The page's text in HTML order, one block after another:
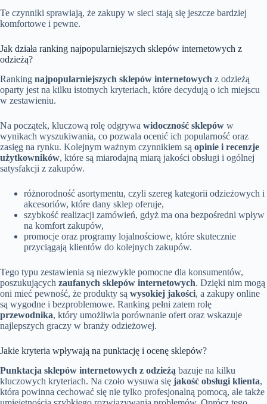
Te czynniki sprawiają, że zakupy w sieci stają się jeszcze bardziej
komfortowe i pewne.
Jak działa ranking najpopularniejszych sklepów internetowych z
odzieżą?
Ranking najpopularniejszych sklepów internetowych z odzieżą
oparty jest na kilku istotnych kryteriach, które decydują o ich miejscu
w zestawieniu.
Na początek, kluczową rolę odgrywa widoczność sklepów w
wynikach wyszukiwania, co pozwala ocenić ich popularność oraz
zasięg na rynku. Kolejnym ważnym czynnikiem są opinie i recenzje
użytkowników, które są miarodajną miarą jakości obsługi i ogólnej
satysfakcji z zakupów.
różnorodność asortymentu, czyli szereg kategorii odzieżowych i
akcesoriów, które dany sklep oferuje,
szybkość realizacji zamówień, gdyż ma ona bezpośredni wpływ
na komfort zakupów,
promocje oraz programy lojalnościowe, które skutecznie
przyciągają klientów do kolejnych zakupów.
Tego typu zestawienia są niezwykle pomocne dla konsumentów,
poszukujących zaufanych sklepów internetowych. Dzięki nim mogą
oni mieć pewność, że produkty są wysokiej jakości, a zakupy online
są wygodne i bezproblemowe. Ranking pełni zatem rolę
przewodnika, który umożliwia porównanie ofert oraz wskazuje
najlepszych graczy w branży odzieżowej.
Jakie kryteria wpływają na punktację i ocenę sklepów?
Punktacja sklepów internetowych z odzieżą bazuje na kilku
kluczowych kryteriach. Na czoło wysuwa się jakość obsługi klienta,
która powinna cechować się nie tylko profesjonalną pomocą, ale także